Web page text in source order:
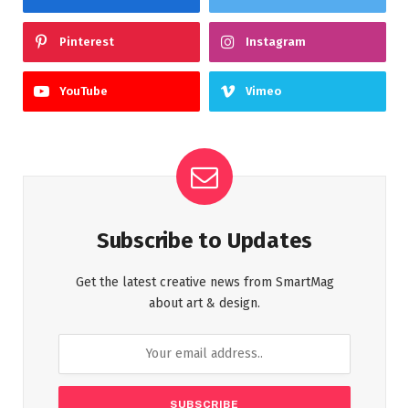
Pinterest Instagram
YouTube Vimeo
Subscribe to Updates
Get the latest creative news from SmartMag
about art & design.